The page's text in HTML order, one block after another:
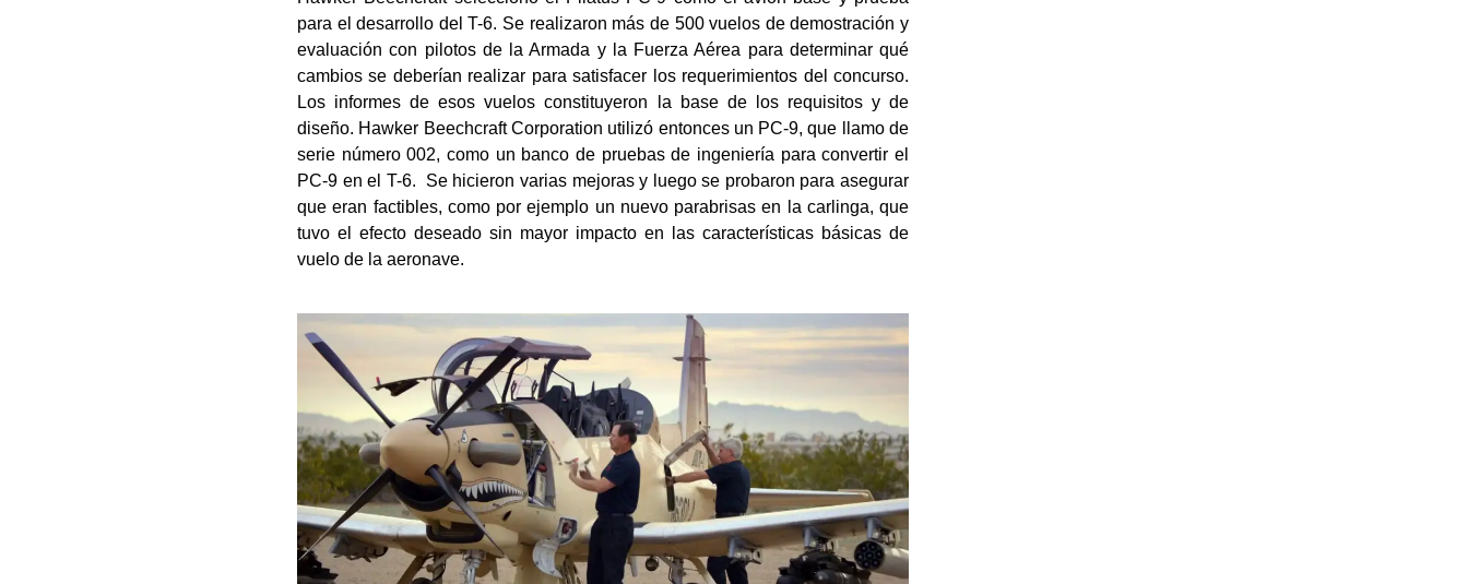
para el desarrollo del T-6. Se realizaron más de 500 vuelos de demostración y
evaluación con pilotos de la Armada y la Fuerza Aérea para determinar qué
cambios se deberían realizar para satisfacer los requerimientos del concurso.
Los informes de esos vuelos constituyeron la base de los requisitos y de
diseño. Hawker Beechcraft Corporation utilizó entonces un PC-9, que llamo de
serie número 002, como un banco de pruebas de ingeniería para convertir el
PC-9 en el T-6. Se hicieron varias mejoras y luego se probaron para asegurar
que eran factibles, como por ejemplo un nuevo parabrisas en la carlinga, que
tuvo el efecto deseado sin mayor impacto en las características básicas de
vuelo de la aeronave.